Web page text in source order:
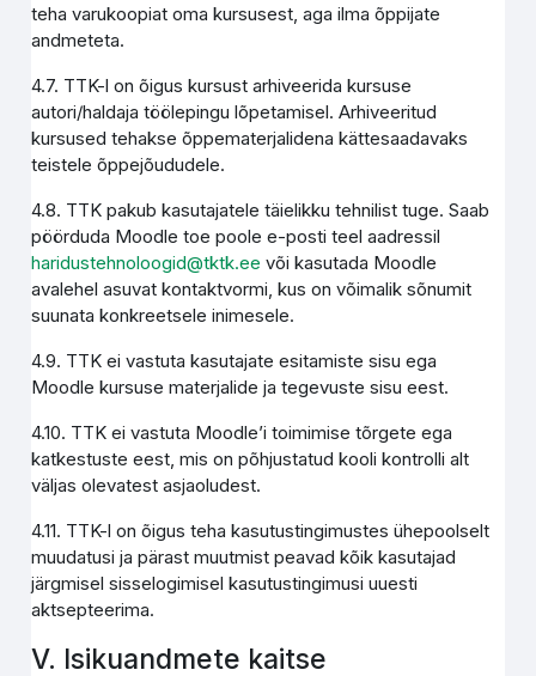
teha varukoopiat oma kursusest, aga ilma õppijate
andmeteta.
4.7. TTK-l on õigus kursust arhiveerida kursuse
autori/haldaja töölepingu lõpetamisel. Arhiveeritud
kursused tehakse õppematerjalidena kättesaadavaks
teistele õppejõududele.
4.8. TTK pakub kasutajatele täielikku tehnilist tuge. Saab
pöörduda Moodle toe poole e-posti teel aadressil
haridustehnoloogid@tktk.ee või kasutada Moodle
avalehel asuvat kontaktvormi, kus on võimalik sõnumit
suunata konkreetsele inimesele.
4.9. TTK ei vastuta kasutajate esitamiste sisu ega
Moodle kursuse materjalide ja tegevuste sisu eest.
4.10. TTK ei vastuta Moodle’i toimimise tõrgete ega
katkestuste eest, mis on põhjustatud kooli kontrolli alt
väljas olevatest asjaoludest.
4.11. TTK-l on õigus teha kasutustingimustes ühepoolselt
muudatusi ja pärast muutmist peavad kõik kasutajad
järgmisel sisselogimisel kasutustingimusi uuesti
aktsepteerima.
V. Isikuandmete kaitse